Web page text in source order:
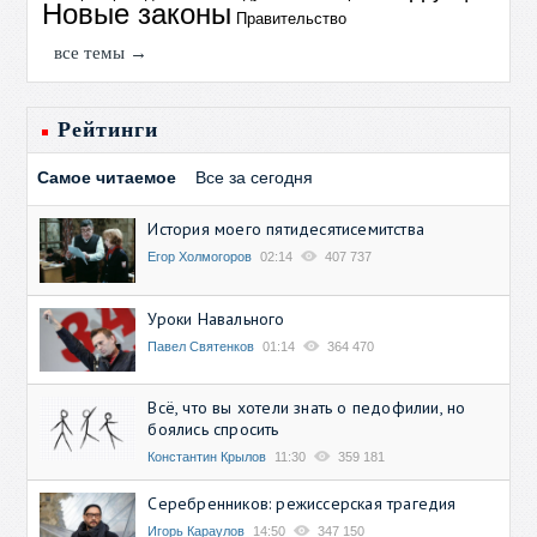
Новые законы Правительство
все темы →
Рейтинги
Самое читаемое Все за сегодня
История моего пятидесятисемитства
Егор Холмогоров 02:14 407 737
Уроки Навального
Павел Святенков 01:14 364 470
Всё, что вы хотели знать о педофилии, но
боялись спросить
Константин Крылов 11:30 359 181
Серебренников: режиссерская трагедия
Игорь Караулов 14:50 347 150